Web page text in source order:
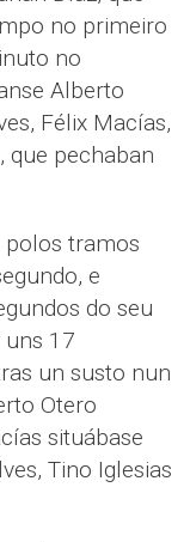
no primeiro
no
Alberto
Félix Macías,
que pechaban
polos tramos
e
do seu
17
un susto nun
Otero
situábase
Tino Iglesias